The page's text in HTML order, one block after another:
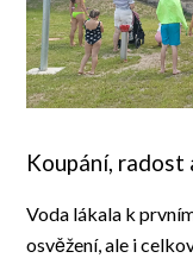
Koupání, radost
Voda lákala k
osvěžení, ale i